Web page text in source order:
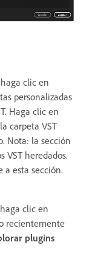
clic en
personalizadas
Haga clic en
carpeta VST
Nota: la sección
VST heredados.
a esta sección.
clic en
recientemente
plugins